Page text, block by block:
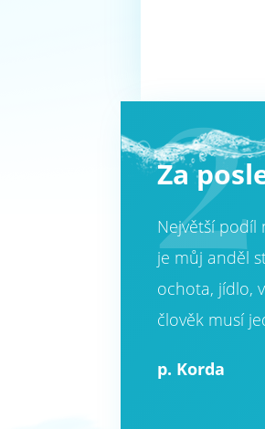
2
Za
Největší podíl
je můj anděl
ochota, jídlo,
člověk musí
p. Korda